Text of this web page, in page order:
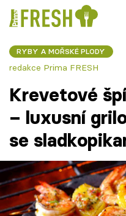
Trendy: Kuře Polévky k
Témata
Recepty
RYBY A MOŘSKÉ PLODY
redakce Prima FRESH
Krevetové
– luxusní
se